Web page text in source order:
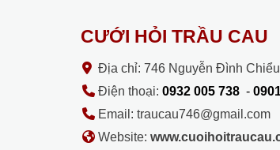
CƯỚI HỎI TRẦU CAU
Địa chỉ: 746 Nguyễn Đình
Điện thoại: 0932 005 738 -
Email: traucau746@gmail.com
Website: